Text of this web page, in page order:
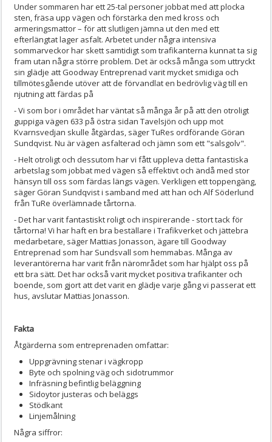
Under sommaren har ett 25-tal personer jobbat med att plocka
sten, fräsa upp vägen och förstärka den med kross och
armeringsmattor – för att slutligen jämna ut den med ett
efterlängtat lager asfalt. Arbetet under några intensiva
sommarveckor har skett samtidigt som trafikanterna kunnat ta sig
fram utan några större problem. Det är också många som uttryckt
sin glädje att Goodway Entreprenad varit mycket smidiga och
tillmötesgående utöver att de förvandlat en bedrövlig väg till en
njutning att färdas på
- Vi som bor i området har väntat så många år på att den otroligt
guppiga vägen 633 på östra sidan Tavelsjön och upp mot
Kvarnsvedjan skulle åtgärdas, säger TuRes ordförande Göran
Sundqvist. Nu är vägen asfalterad och jämn som ett "salsgolv".
- Helt otroligt och dessutom har vi fått uppleva detta fantastiska
arbetslag som jobbat med vägen så effektivt och ändå med stor
hänsyn till oss som färdas längs vägen. Verkligen ett toppengäng,
säger Göran Sundqvist i samband med att han och Alf Söderlund
från TuRe överlämnade tårtorna.
- Det har varit fantastiskt roligt och inspirerande - stort tack för
tårtorna! Vi har haft en bra beställare i Trafikverket och jättebra
medarbetare, säger Mattias Jonasson, ägare till Goodway
Entreprenad som har Sundsvall som hemmabas. Många av
leverantörerna har varit från närområdet som har hjälpt oss på
ett bra sätt. Det har också varit mycket positiva trafikanter och
boende, som gjort att det varit en glädje varje gång vi passerat ett
hus, avslutar Mattias Jonasson.
Fakta
Åtgärderna som entreprenaden omfattar:
Uppgrävning stenar i vägkropp
Byte och spolning väg och sidotrummor
Infräsning befintlig beläggning
Sidoytor justeras och beläggs
Stödkant
Linjemålning
Några siffror: